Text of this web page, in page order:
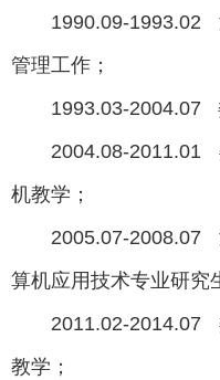
1990.09-1993.02
管理工作；
1993.03-2004.07
2004.08-2011.01
机教学；
2005.07-2008.07
算机应用技术专业研究
2011.02-2014.07
教学；